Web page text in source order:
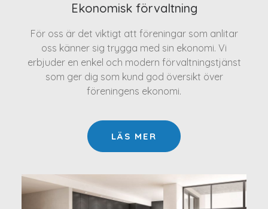
Ekonomisk förvaltning
För oss är det viktigt att föreningar som anlitar
oss känner sig trygga med sin ekonomi. Vi
erbjuder en enkel och modern förvaltningstjänst
som ger dig som kund god översikt över
föreningens ekonomi.
LÄS MER